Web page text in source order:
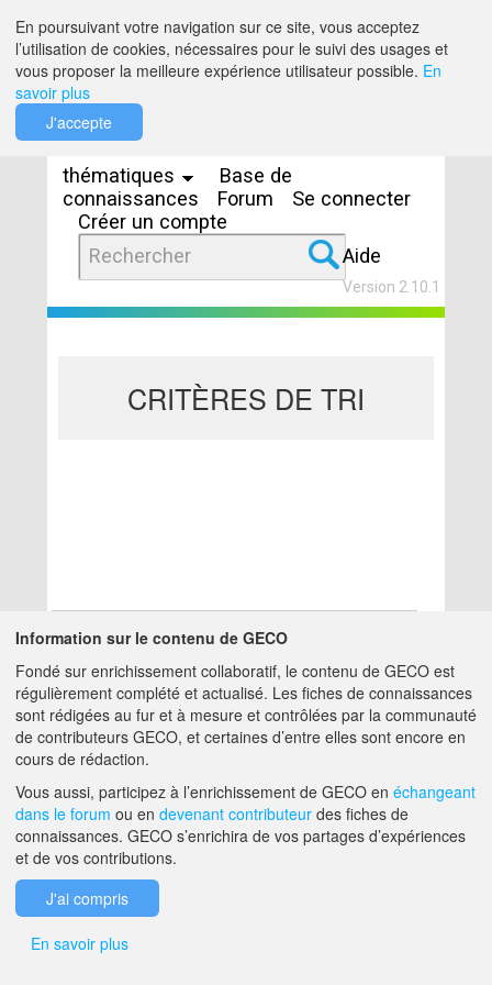
thématiques
Base de
connaissances
Forum
Se connecter
Créer un compte
Aide
Version 2.10.1
CRITÈRES DE TRI
Aucun résultat
A PROPOS DE GECO AIDE
F.A.Q. NOUS CONTACTER
En poursuivant votre navigation sur ce site, vous acceptez
l’utilisation de cookies, nécessaires pour le suivi des usages et
vous proposer la meilleure expérience utilisateur possible. En
savoir plus
J'accepte
Information sur le contenu de GECO
Fondé sur enrichissement collaboratif, le contenu de GECO est
régulièrement complété et actualisé. Les fiches de connaissances
sont rédigées au fur et à mesure et contrôlées par la communauté
de contributeurs GECO, et certaines d’entre elles sont encore en
cours de rédaction.
Vous aussi, participez à l’enrichissement de GECO en échangeant
dans le forum ou en devenant contributeur des fiches de
connaissances. GECO s’enrichira de vos partages d’expériences
et de vos contributions.
J'ai compris
En savoir plus